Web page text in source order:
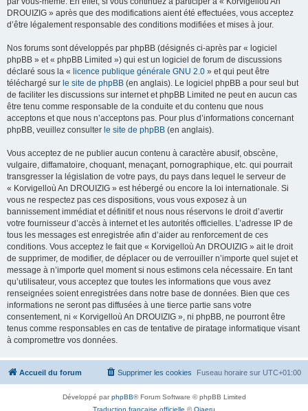
DROUIZIG » après que des modifications aient été effectuées, vous acceptez
d’être légalement responsable des conditions modifiées et mises à jour.
Nos forums sont développés par phpBB (désignés ci-après par « logiciel
phpBB » et « phpBB Limited ») qui est un logiciel de forum de discussions
déclaré sous la « licence publique générale GNU 2.0 » et qui peut être
téléchargé sur le site de phpBB (en anglais). Le logiciel phpBB a pour seul but
de faciliter les discussions sur internet et phpBB Limited ne peut en aucun cas
être tenu comme responsable de la conduite et du contenu que nous
acceptons et que nous n’acceptons pas. Pour plus d’informations concernant
phpBB, veuillez consulter le site de phpBB (en anglais).
Vous acceptez de ne publier aucun contenu à caractère abusif, obscène,
vulgaire, diffamatoire, choquant, menaçant, pornographique, etc. qui pourrait
transgresser la législation de votre pays, du pays dans lequel le serveur de
« Korvigelloù An DROUIZIG » est hébergé ou encore la loi internationale. Si
vous ne respectez pas ces dispositions, vous vous exposez à un
bannissement immédiat et définitif et nous nous réservons le droit d’avertir
votre fournisseur d’accès à internet et les autorités officielles. L’adresse IP de
tous les messages est enregistrée afin d’aider au renforcement de ces
conditions. Vous acceptez le fait que « Korvigelloù An DROUIZIG » ait le droit
de supprimer, de modifier, de déplacer ou de verrouiller n’importe quel sujet et
message à n’importe quel moment si nous estimons cela nécessaire. En tant
qu’utilisateur, vous acceptez que toutes les informations que vous avez
renseignées soient enregistrées dans notre base de données. Bien que ces
informations ne seront pas diffusées à une tierce partie sans votre
consentement, ni « Korvigelloù An DROUIZIG », ni phpBB, ne pourront être
tenus comme responsables en cas de tentative de piratage informatique visant
à compromettre vos données.
Accueil du forum Fuseau horaire sur UTC+01:00
Supprimer les cookies
Développé parphpBB® Forum Software © phpBB Limited
Traduction française officielle ©Qiaeru